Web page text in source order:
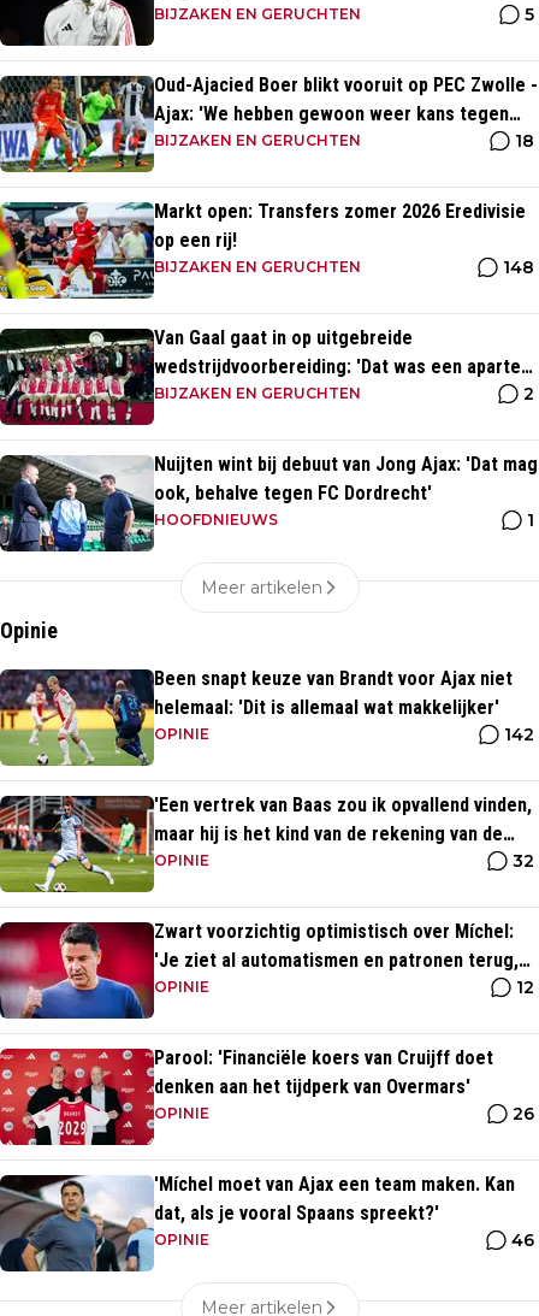
BIJZAKEN EN GERUCHTEN 5
Oud-Ajacied Boer blikt vooruit op PEC Zwolle -
Ajax: 'We hebben gewoon weer kans tegen
Ajax'
BIJZAKEN EN GERUCHTEN 18
Markt open: Transfers zomer 2026 Eredivisie
op een rij!
BIJZAKEN EN GERUCHTEN 148
Van Gaal gaat in op uitgebreide
wedstrijdvoorbereiding: 'Dat was een aparte
discipline, een ritme'
BIJZAKEN EN GERUCHTEN 2
Nuijten wint bij debuut van Jong Ajax: 'Dat mag
ook, behalve tegen FC Dordrecht'
HOOFDNIEUWS 1
Meer artikelen
Opinie
Been snapt keuze van Brandt voor Ajax niet
helemaal: 'Dit is allemaal wat makkelijker'
OPINIE 142
'Een vertrek van Baas zou ik opvallend vinden,
maar hij is het kind van de rekening van de
komst van Blind'
OPINIE 32
Zwart voorzichtig optimistisch over Míchel:
'Je ziet al automatismen en patronen terug,
maar...'
OPINIE 12
Parool: 'Financiële koers van Cruijff doet
denken aan het tijdperk van Overmars'
OPINIE 26
'Míchel moet van Ajax een team maken. Kan
dat, als je vooral Spaans spreekt?'
OPINIE 46
Meer artikelen